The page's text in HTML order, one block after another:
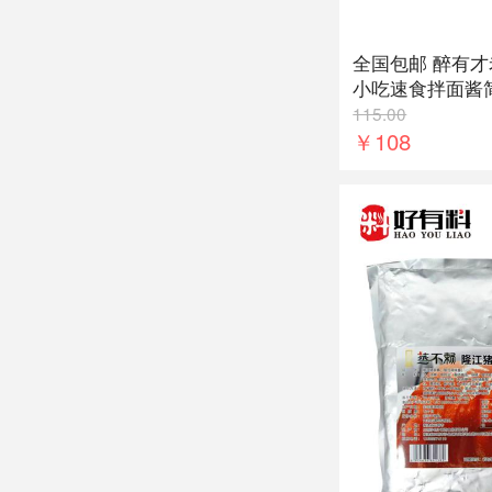
全国包邮 醉有
小吃速食拌面酱
京杂酱面酱
115.00
￥108